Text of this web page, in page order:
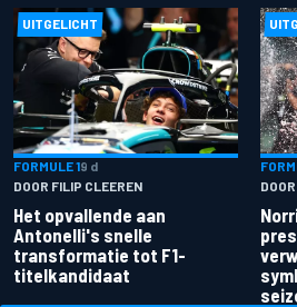
UITGELICHT
FORMULE 19 d
DOOR FILIP CLEEREN
Het opvallende aan
Antonelli's snelle
transformatie tot F1-
titelkandidaat